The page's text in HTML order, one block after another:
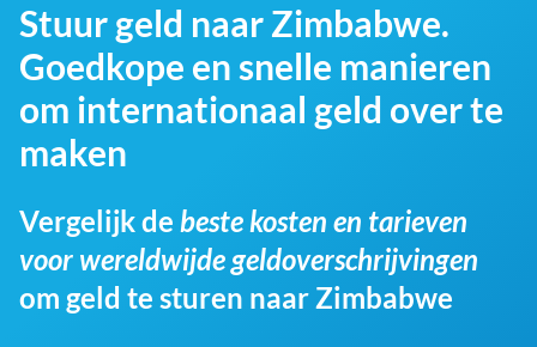
Stuur geld naar Zimbabwe.
Goedkope en snelle manieren
om internationaal geld over te
maken
Vergelijk de beste kosten en tarieven
voor wereldwijde geldoverschrijvingen
om geld te sturen naar Zimbabwe